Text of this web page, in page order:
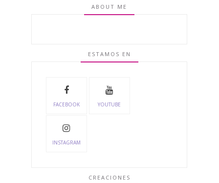
ABOUT ME
ESTAMOS EN
FACEBOOK YOUTUBE
INSTAGRAM
CREACIONES